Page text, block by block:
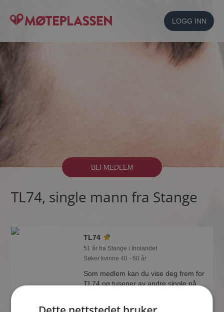
LOGG INN
BLI MEDLEM
TL74, single mann fra Stange
TL74
51 år fra Stange i Innlandet
Søker kvinne 40 - 60 år
Som medlem kan du vise deg frem for
TL74 og tusener av andre single på